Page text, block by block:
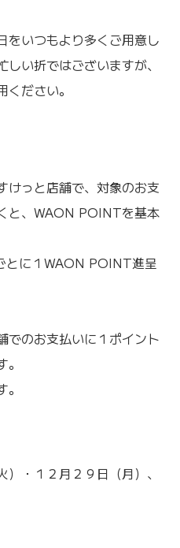
をいつもより多くご用意し
い折ではございますが、
ださい。
けっと店舗で、対象のお支
と、WAON POINTを基本
とに１WAON POINT進呈
のお支払いに１ポイント
・１２月２９日（月）、